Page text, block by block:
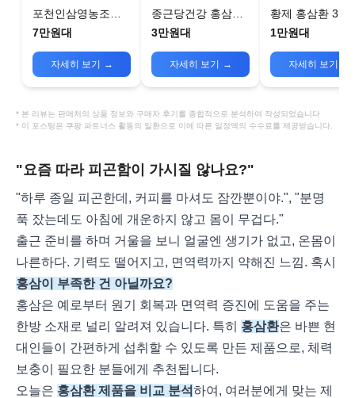
포천인삼영농조합
홍삼정환골드135g
7만원대
자세히 보기 →
종근당건강 홍삼녹
용환 골드 30p
3만원대
자세히 보기 →
황제 홍삼환
x 10환 효도선물
1만원대
자세히 보기
* 본 리뷰는 판매처의 상품 정보와 구매자 후기를 종합적으로 분석하여 작성되었습니다
* 이 포스팅은 쿠팡 파트너스 활동의 일환으로 이에 따른 일정액의 수수료를 제공받습니다.
"요즘 따라 피곤함이 가시질 않나요?"
"하루 종일 피곤한데, 커피를 마셔도 잠깐뿐이야.", "분명
푹 잤는데도 아침에 개운하지 않고 몸이 무겁다."
출근 준비를 하며 거울을 보니 얼굴엔 생기가 없고, 온몸이
나른하다. 기력도 떨어지고, 면역력까지 약해진 느낌. 혹시
홍삼이 부족한 건 아닐까요?
홍삼은 예로부터 원기 회복과 면역력 증진에 도움을 주는
한방 소재로 널리 알려져 있습니다. 특히 홍삼환은 바쁜 현
대인들이 간편하게 섭취할 수 있도록 만든 제품으로, 체력
보충이 필요한 분들에게 추천됩니다.
오늘은 홍삼환 제품을 비교 분석하여, 여러분에게 맞는 제